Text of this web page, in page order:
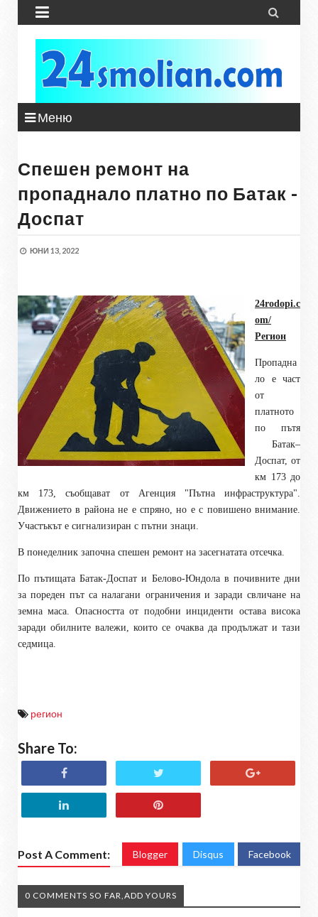
 
Меню
Спешен ремонт на
пропаднало платно по Батак -
Доспат
ЮНИ 13, 2022
24rodopi.c
om/
Регион
Пропадна
ло е част
от
платното
по пътя
Батак–
Доспат, от
км 173 до
км 173, съобщават от Агенция "Пътна инфраструктура".
Движението в района не е спряно, но е с повишено внимание.
Участъкът е сигнализиран с пътни знаци.
В понеделник започна спешен ремонт на засегнатата отсечка.
По пътищата Батак-Доспат и Белово-Юндола в почивните дни
за пореден път са налагани ограничения и заради свличане на
земна маса. Опасността от подобни инциденти остава висока
заради обилните валежи, които се очаква да продължат и тази
седмица.
регион
Share To:
Post A Comment: Blogger Disqus Facebook
0 COMMENTS SO FAR,ADD YOURS